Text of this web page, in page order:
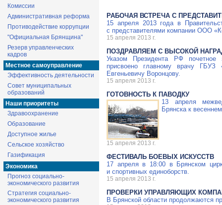
Комиссии
Административная реформа
Противодействие коррупции
"Официальная Брянщина"
Резерв управленческих
кадров
Местное самоуправление
Эффективность деятельности
Совет муниципальных
образований
Наши приоритеты
Здравоохранение
Образование
Доступное жилье
Сельское хозяйство
Газификация
Экономика
Прогноз социально-
экономического развития
Стратегия социально-
экономического развития
РАБОЧАЯ ВСТРЕЧА С
15 апреля 2013 года в
с представителями компании ООО
15 апреля 2013 г.
ПОЗДРАВЛЯЕМ С ВЫСОКОЙ
Указом Президента РФ почетное
присвоено главному врачу
Евгеньевичу Воронцову.
15 апреля 2013 г.
ГОТОВНОСТЬ К ПАВОДКУ
13 апреля
Брянска к
15 апреля 2013 г.
ФЕСТИВАЛЬ БОЕВЫХ ИСКУССТВ
17 апреля в 18:00 в Брянском
и спортивных единоборств.
15 апреля 2013 г.
ПРОВЕРКИ УПРАВЛЯЮЩИХ
В Брянской области продолжаются